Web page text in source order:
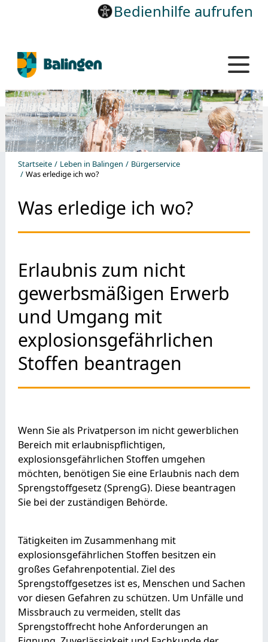
Bedienhilfe aufrufen
Startseite Leben in Balingen
Bürgerservice
Was erledige ich wo?
Was erledige ich wo?
Erlaubnis zum nicht
gewerbsmäßigen Erwerb
und Umgang mit
explosionsgefährlichen
Stoffen beantragen
Wenn Sie als Privatperson im nicht gewerblichen
Bereich mit erlaubnispflichtigen,
explosionsgefährlichen Stoffen umgehen
möchten, benötigen Sie eine Erlaubnis nach dem
Sprengstoffgesetz (SprengG). Diese beantragen
Sie bei der zuständigen Behörde.
Tätigkeiten im Zusammenhang mit
explosionsgefährlichen Stoffen besitzen ein
großes Gefahrenpotential. Ziel des
Sprengstoffgesetzes ist es, Menschen und Sachen
vor diesen Gefahren zu schützen. Um Unfälle und
Missbrauch zu vermeiden, stellt das
Sprengstoffrecht hohe Anforderungen an